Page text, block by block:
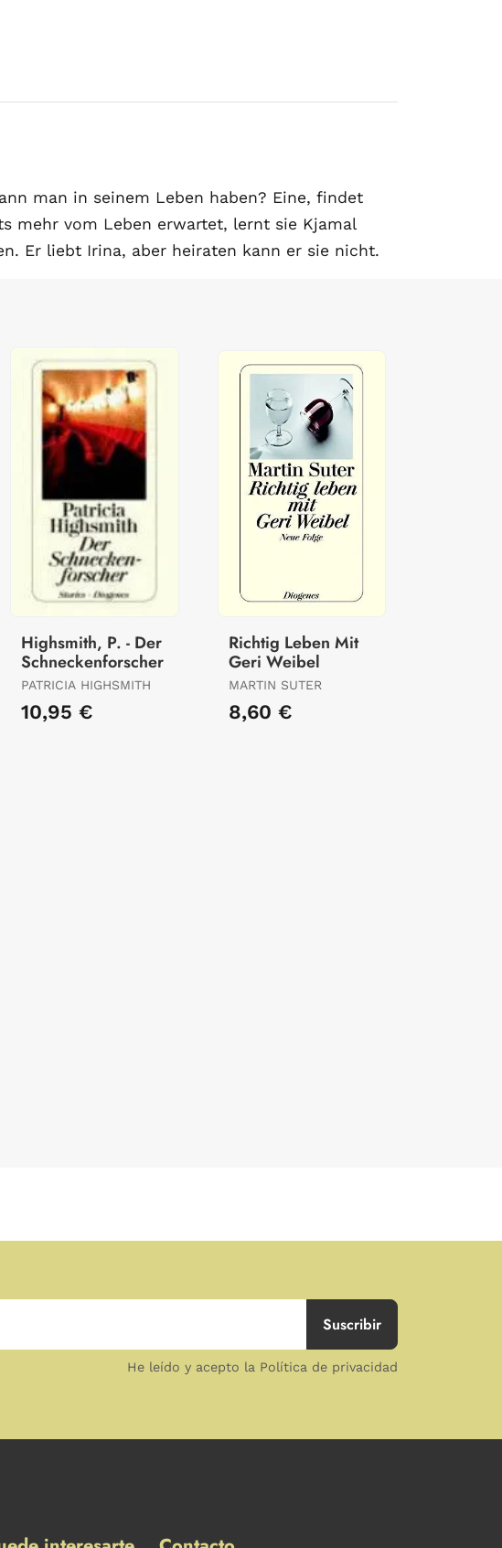
man in seinem Leben haben? Eine, findet
mehr vom Leben erwartet, lernt sie Kjamal
Er liebt Irina, aber heiraten kann er sie nicht.
Highsmith, P. - Der
Schneckenforscher
PATRICIA HIGHSMITH
10,95 €
Richtig Leben Mit
Geri Weibel
MARTIN SUTER
8,60 €
He leído y acepto la Política de privacidad